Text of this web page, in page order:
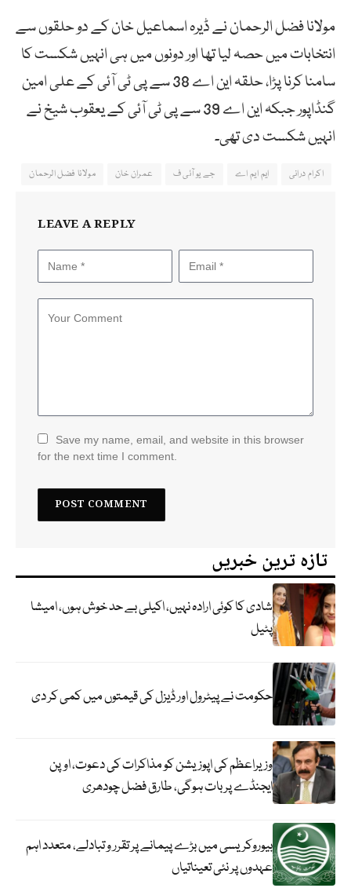
مولانا فضل الرحمان نے ڈیرہ اسماعیل خان کے دو حلقوں سے
انتخابات میں حصہ لیا تھا اور دونوں میں ہی انہیں شکست کا
سامنا کرنا پڑا، حلقہ این اے 38 سے پی ٹی آئی کے علی امین
گنڈاپور جبکہ این اے 39 سے پی ٹی آئی کے یعقوب شیخ نے
انہیں شکست دی تھی۔
اکرام درانی ایم ایم اے جے یو آئی ف عمران خان مولانا فضل الرحمان
LEAVE A REPLY
Save my name, email, and website in this browser
for the next time I comment.
تازہ ترین خبریں
شادی کا کوئی ارادہ نہیں، اکیلی بے حد خوش ہوں، امیشا
پٹیل
حکومت نے پیٹرول اور ڈیزل کی قیمتوں میں کمی کر دی
وزیراعظم کی اپوزیشن کو مذاکرات کی دعوت، اوپن
ایجنڈے پر بات ہوگی، طارق فضل چودھری
بیوروکریسی میں بڑے پیمانے پر تقرر و تبادلے، متعدد اہم
عہدوں پر نئی تعیناتیاں